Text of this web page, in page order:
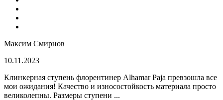
Максим Смирнов
10.11.2023
Клинкерная ступень флорентинер Alhamar Paja превзошла все
мои ожидания! Качество и износостойкость материала просто
великолепны. Размеры ступени ...